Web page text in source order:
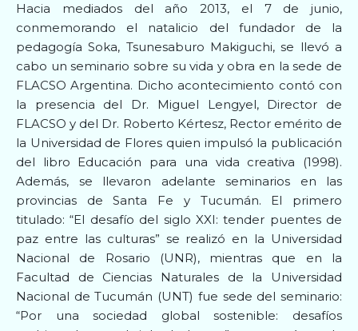
Hacia mediados del año 2013, el 7 de junio,
conmemorando el natalicio del fundador de la
pedagogía Soka, Tsunesaburo Makiguchi, se llevó a
cabo un seminario sobre su vida y obra en la sede de
FLACSO Argentina. Dicho acontecimiento contó con
la presencia del Dr. Miguel Lengyel, Director de
FLACSO y del Dr. Roberto Kértesz, Rector emérito de
la Universidad de Flores quien impulsó la publicación
del libro Educación para una vida creativa (1998).
Además, se llevaron adelante seminarios en las
provincias de Santa Fe y Tucumán. El primero
titulado: “El desafío del siglo XXI: tender puentes de
paz entre las culturas” se realizó en la Universidad
Nacional de Rosario (UNR), mientras que en la
Facultad de Ciencias Naturales de la Universidad
Nacional de Tucumán (UNT) fue sede del seminario:
“Por una sociedad global sostenible: desafíos